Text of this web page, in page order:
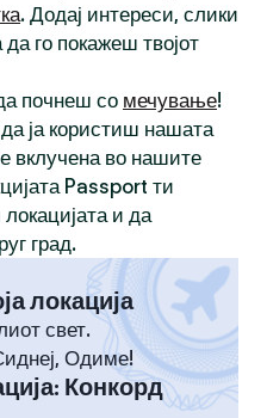
. Додај интереси, слики
го покажеш твојот
почнеш со мечување!
ја користиш нашата
е вклучена во нашите
Passport ти
и да
град.
локација
свет.
Одиме!
: Конкорд